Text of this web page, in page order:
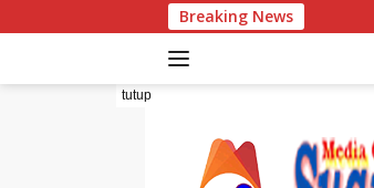
ke
Breaking News
tutup